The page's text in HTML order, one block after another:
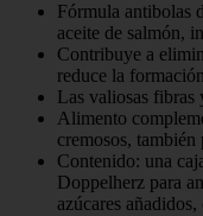
Fórmula antibolas
aceite de salmón,
Contribuye a
reduce la
Las valiosas fibras
Alimento
cremosos, también
Contenido: una
Doppelherz para
azúcares